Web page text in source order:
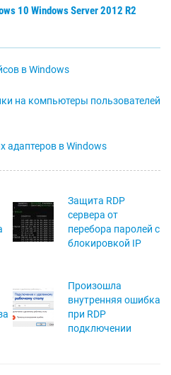
10 Windows Server 2012 R2
в Windows
на компьютеры пользователей
адаптеров в Windows
Защита RDP
сервера от
перебора паролей с
блокировкой IP
Произошла
внутренняя ошибка
при RDP
подключении